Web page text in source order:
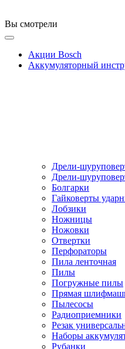
Вы смотрели
Акции Bosch
Аккумуляторный
Дрели-
Дрели-
Болгарки
Гайковерты
Лобзики
Ножницы
Ножовки
Отвертки
Перфораторы
Пила ленточная
Пилы
Погружные пилы
Прямая
Пылесосы
Радиоприемники
Резак
Наборы
Рубанки